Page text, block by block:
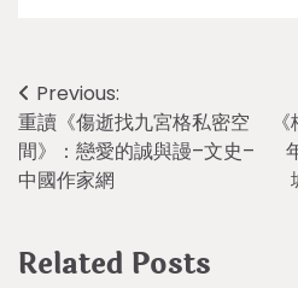
Post
navigation
Previous:
重讀《傷逝找九宮格私密空
間》：戀愛的誠與謾–文史–
中國作家網
Related Posts